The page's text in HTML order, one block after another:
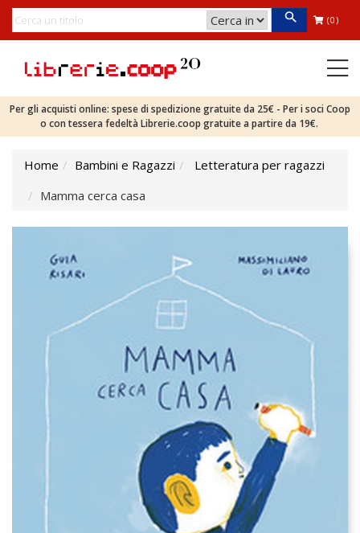
(0)
Per gli acquisti online: spese di spedizione gratuite da 25€ - Per i soci Coop
o con tessera fedeltà Librerie.coop gratuite a partire da 19€.
Home Bambini e Ragazzi
Letteratura per ragazzi
Mamma cerca casa